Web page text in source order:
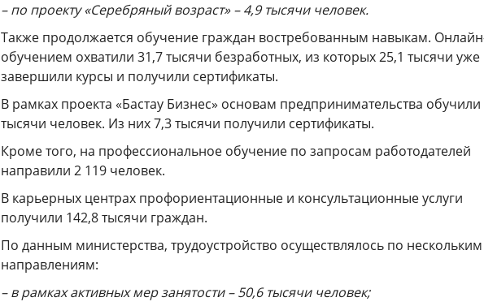
– по проекту «Серебряный возраст» – 4,9 тысячи человек.
Также продолжается обучение граждан востребованным навыкам.
обучением охватили 31,7 тысячи безработных, из которых 25,1 тысячи уже
завершили курсы и получили сертификаты.
В рамках проекта «Бастау Бизнес» основам предпринимательства обучили
тысячи человек. Из них 7,3 тысячи получили сертификаты.
Кроме того, на профессиональное обучение по запросам работодателей
направили 2 119 человек.
В карьерных центрах профориентационные и консультационные услуги
получили 142,8 тысячи граждан.
По данным министерства, трудоустройство осуществлялось по нескольким
направлениям:
– в рамках активных мер занятости – 50,6 тысячи человек;